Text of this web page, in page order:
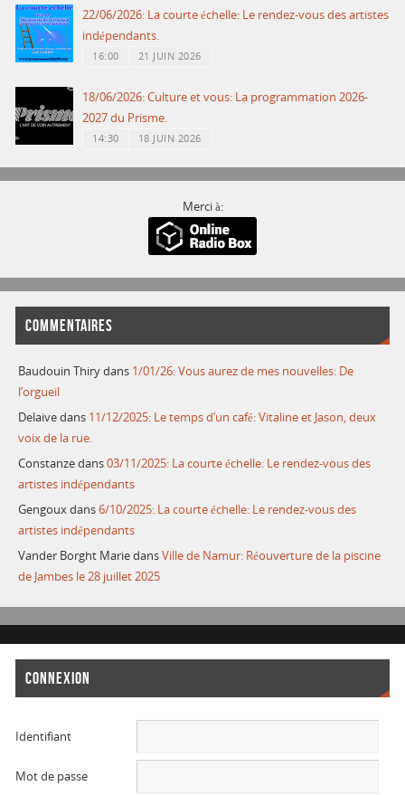
22/06/2026: La courte échelle: Le rendez-vous des artistes
indépendants.
16:00 21 JUIN 2026
18/06/2026: Culture et vous: La programmation 2026-
2027 du Prisme.
14:30 18 JUIN 2026
Merci à:
COMMENTAIRES
Baudouin Thirydans 1/01/26: Vous aurez de mes nouvelles: De
l’orgueil
Delaivedans 11/12/2025: Le temps d’un café: Vitaline et Jason, deux
voix de la rue.
Constanzedans03/11/2025: La courte échelle: Le rendez-vous des
artistes indépendants
Gengouxdans6/10/2025: La courte échelle: Le rendez-vous des
artistes indépendants
Vander Borght MariedansVille de Namur: Réouverture de la piscine
de Jambes le 28 juillet 2025
CONNEXION
Identifiant
Mot de passe